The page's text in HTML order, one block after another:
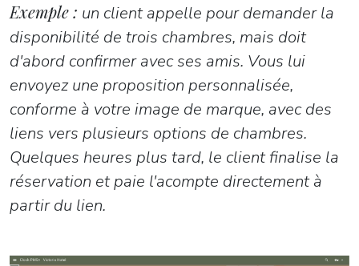
Exemple : un client appelle pour demander la
disponibilité de trois chambres, mais doit
d'abord confirmer avec ses amis. Vous lui
envoyez une proposition personnalisée,
conforme à votre image de marque, avec des
liens vers plusieurs options de chambres.
Quelques heures plus tard, le client finalise la
réservation et paie l'acompte directement à
partir du lien.